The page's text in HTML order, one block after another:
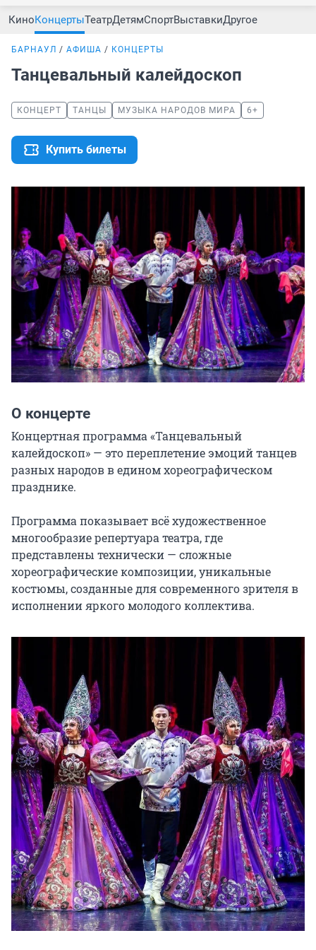
КиноКонцертыТеатрДетямСпортВыставкиДругое
БАРНАУЛ АФИША КОНЦЕРТЫ
Танцевальный калейдоскоп
КОНЦЕРТ ТАНЦЫ МУЗЫКА НАРОДОВ МИРА 6+
Купить билеты
О концерте
Концертная программа «Танцевальный
калейдоскоп» — это переплетение эмоций танцев
разных народов в едином хореографическом
празднике.
Программа показывает всё художественное
многообразие репертуара театра, где
представлены технически — сложные
хореографические композиции, уникальные
костюмы, созданные для современного зрителя в
исполнении яркого молодого коллектива.